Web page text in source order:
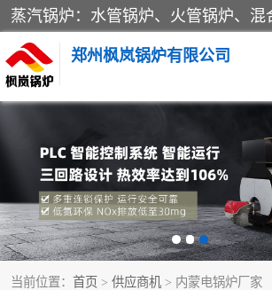
郑州枫岚锅炉有限公司
当前位置： 首页 > 供应商机 > 内蒙电锅炉厂家